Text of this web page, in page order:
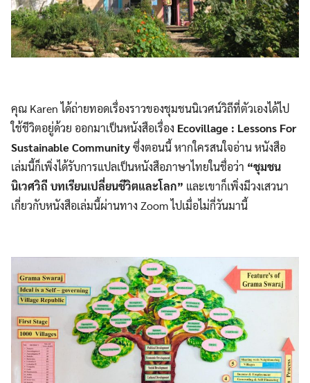
คุณ Karen ได้ถ่ายทอดเรื่องราวของชุมชนนิเวศน์วิถีที่ตัวเองได้ไป
ใช้ชีวิตอยู่ด้วย ออกมาเป็นหนังสือเรื่อง Ecovillage : Lessons For
Sustainable Communityซึ่งตอนนี้ หากใครสนใจอ่าน หนังสือ
เล่มนี้ก็เพิ่งได้รับการแปลเป็นหนังสือภาษาไทยในชื่อว่า “ชุมชน
นิเวศวิถี บทเรียนเปลี่ยนชีวิตและโลก” และเขาก็เพิ่งมีวงเสวนา
เกี่ยวกับหนังสือเล่มนี้ผ่านทาง Zoom ไปเมื่อไม่กี่วันมานี้